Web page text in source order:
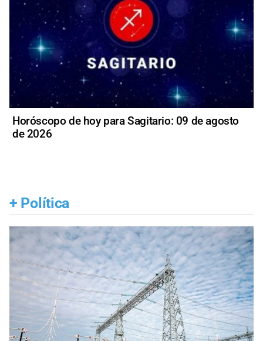
Horóscopo de hoy para Sagitario: 09 de agosto
de 2026
+ Política